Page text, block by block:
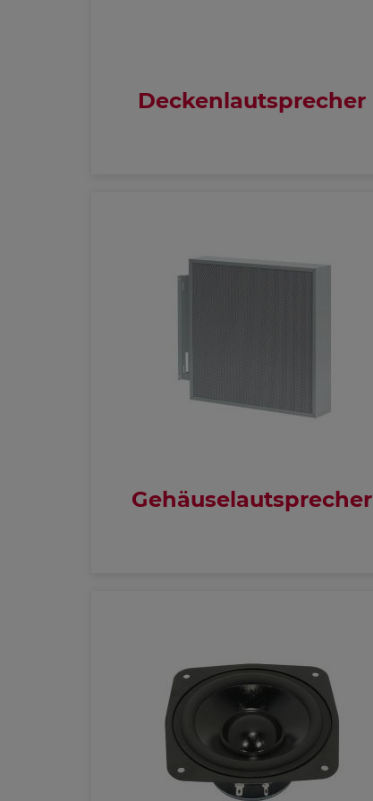
Deckenlautsprecher
Gehäuselautsprecher